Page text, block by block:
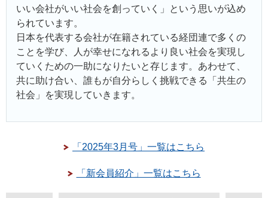
いい会社がいい社会を創っていく」という思いが込め
られています。
日本を代表する会社が在籍されている経団連で多くの
ことを学び、人が幸せになれるより良い社会を実現し
ていくための一助になりたいと存じます。あわせて、
共に助け合い、誰もが自分らしく挑戦できる「共生の
社会」を実現していきます。
「2025年3月号」一覧はこちら
「新会員紹介」一覧はこちら